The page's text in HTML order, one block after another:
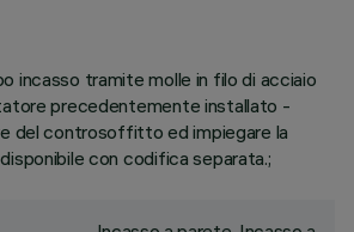
incasso tramite molle in filo di acciaio
precedentemente installato -
del controsoffitto ed impiegare la
con codifica separata.;